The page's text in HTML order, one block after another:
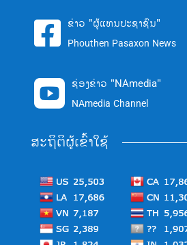
 ຂ່າວ "ຜູ້ແທນປະຊາຊົນ"
Phouthen Pasaxon News
 ຊ່ອງຂ່າວ "NAmedia"
NAmedia Channel
ສະຖິຕິຜູ້ເຂົ້າໃຊ້